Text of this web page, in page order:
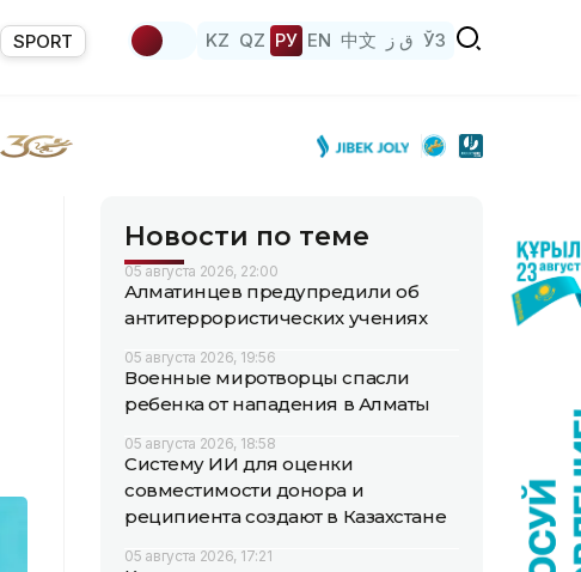
SPORT KZ QZ РУ EN 中文 ق ز ЎЗ
Новости по теме
05 августа 2026, 22:00
Алматинцев предупредили об
антитеррористических учениях
05 августа 2026, 19:56
Военные миротворцы спасли
ребенка от нападения в Алматы
05 августа 2026, 18:58
Систему ИИ для оценки
совместимости донора и
реципиента создают в Казахстане
05 августа 2026, 17:21